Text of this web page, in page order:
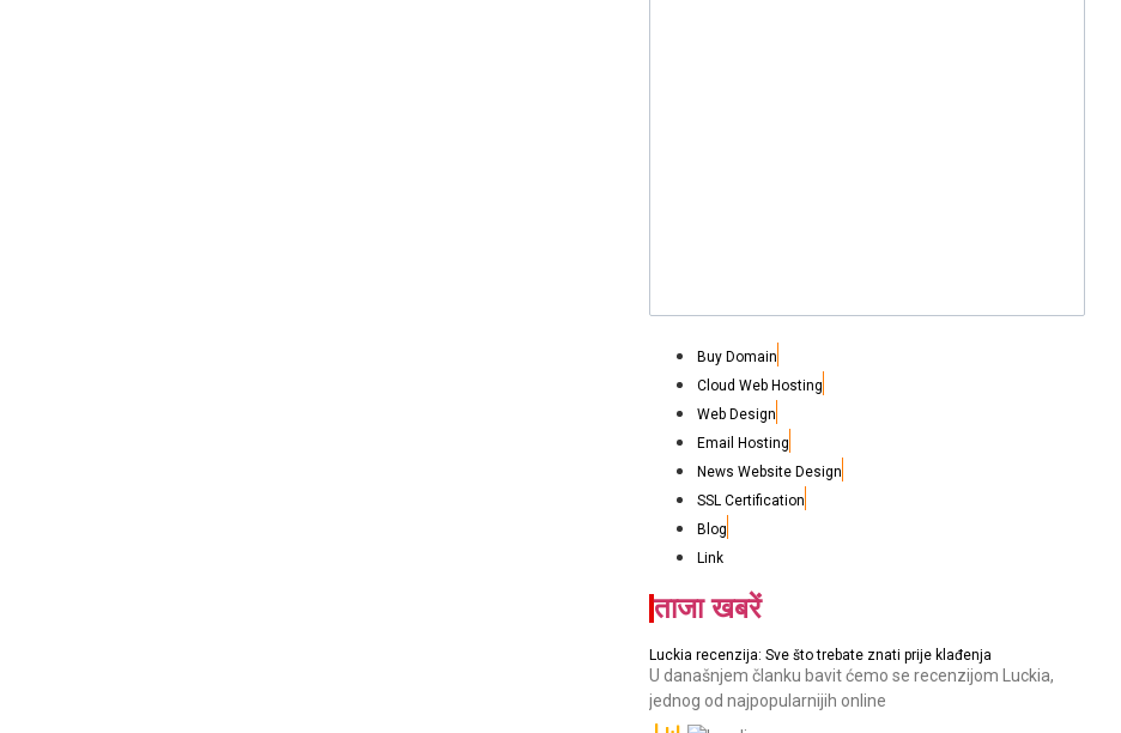
Buy Domain
Cloud Web Hosting
Web Design
Email Hosting
News Website Design
SSL Certification
Blog
Link
ताजा खबरें
Luckia recenzija: Sve što trebate znati prije klađenja
U današnjem članku bavit ćemo se recenzijom Luckia,
jednog od najpopularnijih online